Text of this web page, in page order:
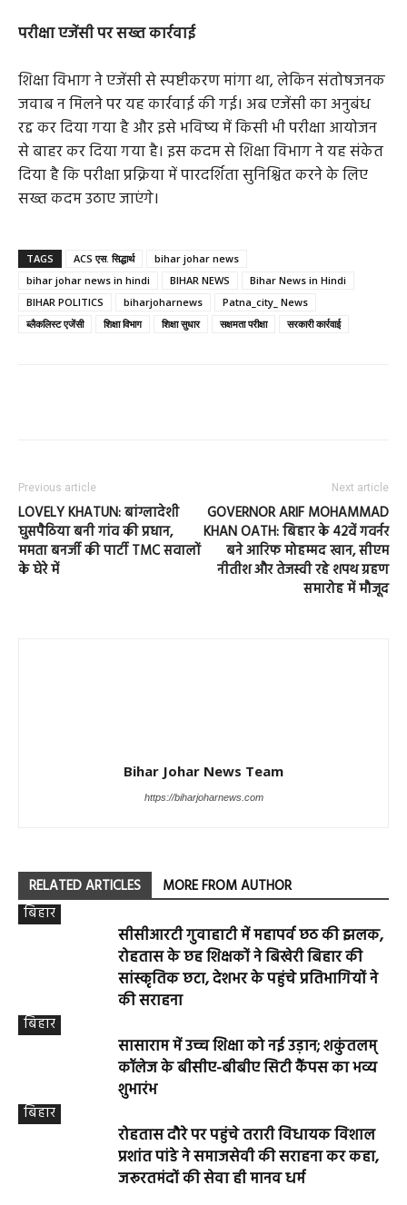
परीक्षा एजेंसी पर सख्त कार्रवाई
शिक्षा विभाग ने एजेंसी से स्पष्टीकरण मांगा था, लेकिन संतोषजनक
जवाब न मिलने पर यह कार्रवाई की गई। अब एजेंसी का अनुबंध
रद्द कर दिया गया है और इसे भविष्य में किसी भी परीक्षा आयोजन
से बाहर कर दिया गया है। इस कदम से शिक्षा विभाग ने यह संकेत
दिया है कि परीक्षा प्रक्रिया में पारदर्शिता सुनिश्चित करने के लिए
सख्त कदम उठाए जाएंगे।
TAGS ACS एस. सिद्धार्थ
bihar johar news
bihar johar news in hindi
BIHAR NEWS
Bihar News in Hindi
BIHAR POLITICS
biharjoharnews
Patna_city_ News
ब्लैकलिस्ट एजेंसी
शिक्षा विभाग शिक्षा सुधार सक्षमता परीक्षा सरकारी कार्रवाई
Previous article
LOVELY KHATUN: बांग्लादेशी
घुसपैठिया बनी गांव की प्रधान,
ममता बनर्जी की पार्टी TMC सवालों
के घेरे में
Next article
GOVERNOR ARIF MOHAMMAD
KHAN OATH: बिहार के 42वें गवर्नर
बने आरिफ मोहम्मद खान, सीएम
नीतीश और तेजस्वी रहे शपथ ग्रहण
समारोह में मौजूद
Bihar Johar News Team
https://biharjoharnews.com
RELATED ARTICLES
MORE FROM AUTHOR
बिहार
सीसीआरटी गुवाहाटी में महापर्व छठ की झलक,
रोहतास के छह शिक्षकों ने बिखेरी बिहार की
सांस्कृतिक छटा, देशभर के पहुंचे प्रतिभागियों ने
की सराहना
बिहार
सासाराम में उच्च शिक्षा को नई उड़ान; शकुंतलम्
कॉलेज के बीसीए-बीबीए सिटी कैंपस का भव्य
शुभारंभ
बिहार
रोहतास दौरे पर पहुंचे तरारी विधायक विशाल
प्रशांत पांडे ने समाजसेवी की सराहना कर कहा,
जरूरतमंदों की सेवा ही मानव धर्म